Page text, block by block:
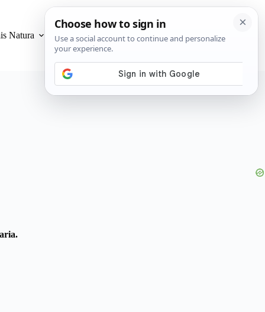
Natura Privacidad y Cookies